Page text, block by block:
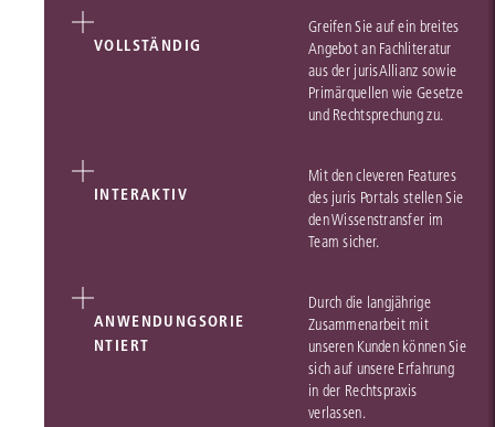
VOLLSTÄNDIG
Greifen Sie auf ein breites
Angebot an Fachliteratur
aus der jurisAllianz sowie
Primärquellen wie Gesetze
und Rechtsprechung zu.
INTERAKTIV
Mit den cleveren Features
des juris Portals stellen Sie
den Wissenstransfer im
Team sicher.
ANWENDUNGSORIE
NTIERT
Durch die langjährige
Zusammenarbeit mit
unseren Kunden können Sie
sich auf unsere Erfahrung
in der Rechtspraxis
verlassen.